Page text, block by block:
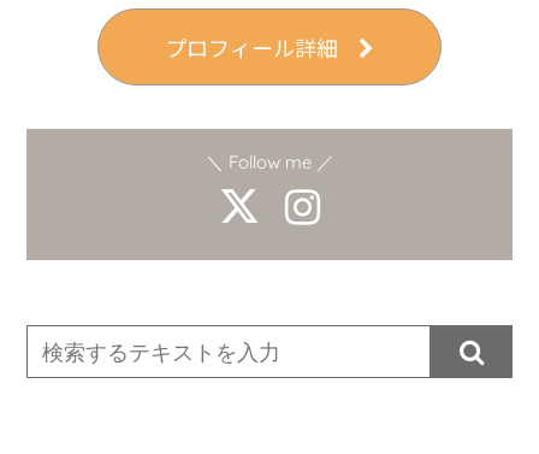
プロフィール詳細
＼ Follow me ／
